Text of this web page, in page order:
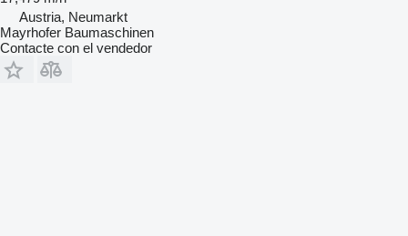
Austria, Neumarkt
Mayrhofer Baumaschinen
Contacte con el vendedor